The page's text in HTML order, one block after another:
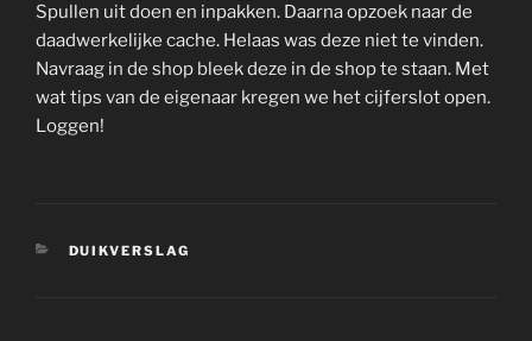
Spullen uit doen en inpakken. Daarna opzoek naar de
daadwerkelijke cache. Helaas was deze niet te vinden.
Navraag in de shop bleek deze in de shop te staan. Met
wat tips van de eigenaar kregen we het cijferslot open.
Loggen!
CATEGORIEËN
DUIKVERSLAG